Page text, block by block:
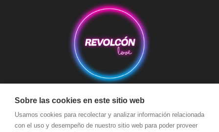
Aviso Legal Condiciones de Compra
Condiciones de Envío
Política de devoluciones y reembolsos
Política de Cookies
Sobre las cookies en este sitio web
Usamos cookies para recolectar y analizar información relacionada
con el uso y desempeño de nuestro sitio web para poder proveer